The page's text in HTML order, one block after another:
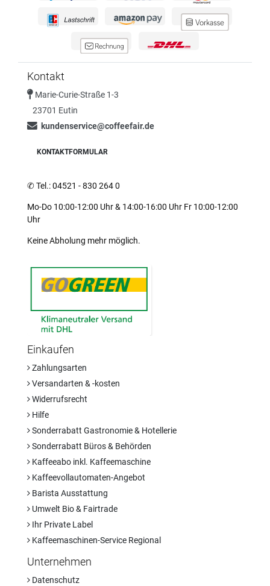
Kontakt
Marie-Curie-Straße 1-3
23701 Eutin
kundenservice@coffeefair.de
KONTAKTFORMULAR
✆Tel.: 04521 - 830 264 0
Mo-Do 10:00-12:00 Uhr & 14:00-16:00 Uhr Fr 10:00-12:00
Uhr
Keine Abholung mehr möglich.
Einkaufen
Zahlungsarten
Versandarten & -kosten
Widerrufsrecht
Hilfe
Sonderrabatt Gastronomie & Hotellerie
Sonderrabatt Büros & Behörden
Kaffeeabo inkl. Kaffeemaschine
Kaffeevollautomaten-Angebot
Barista Ausstattung
Umwelt Bio & Fairtrade
Ihr Private Label
Kaffeemaschinen-Service Regional
Unternehmen
Datenschutz